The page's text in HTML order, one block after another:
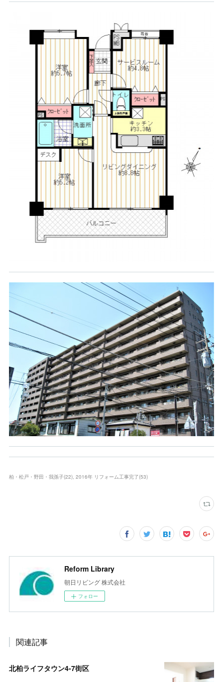
柏・松戸・野田・我孫子(22) 2016年 リフォーム工事完了(53)
Reform Library
朝日リビング 株式会社
フォロー
関連記事
北柏ライフタウン4-7街区